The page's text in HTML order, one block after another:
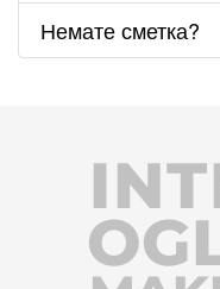
Немате сметка?